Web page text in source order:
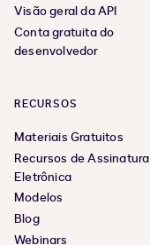
Visão geral da API
Conta gratuita do
desenvolvedor
RECURSOS
Materiais Gratuitos
Recursos de Assinatura
Eletrônica
Modelos
Blog
Webinars